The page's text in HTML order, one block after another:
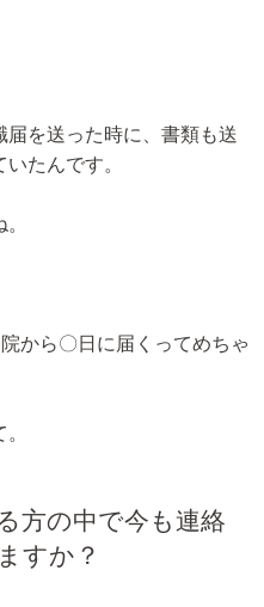
を送った時に、書類も送
たんです。
から〇日に届くってめちゃ
方の中で今も連絡
すか？